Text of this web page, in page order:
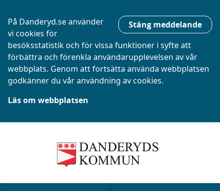
Stäng meddelande
På Danderyd.se använder
vi cookies för
besöksstatistik och för vissa funktioner i syfte att
förbättra och förenkla användarupplevelsen av vår
webbplats. Genom att fortsätta använda webbplatsen
godkänner du vår användning av cookies.
Läs om webbplatsen